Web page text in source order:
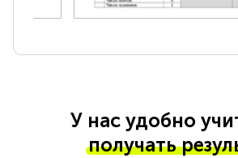
У нас удобно
получать